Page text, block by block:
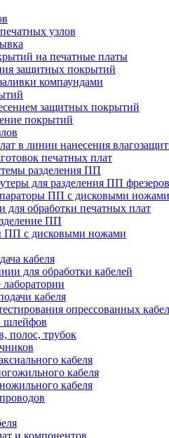
узлов
на печатные платы
защитных покрытий
компаундами
защитных покрытий
покрытий
в линии нанесения
печатных плат
разделения ПП
для разделения ПП
ПП с дисковыми ножами
для обработки печатных плат
ПП
ПП с дисковыми ножами
кабеля
для обработки кабелей
кабеля
опрессованных
шлейфов
полос, трубок
кабеля
кабеля
кабеля
и компонентов